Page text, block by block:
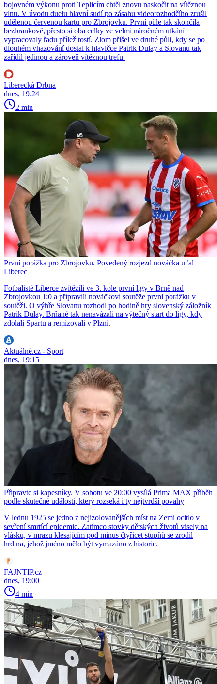
bojovném výkonu proti Teplicím chtěl znovu naskočit na vítěznou
vlnu. V úvodu duelu hlavní sudí po zásahu videorozhodčího zrušil
udělenou červenou kartu pro Zbrojovku. První půle tak skončila
bezbrankově, přesto si oba celky ve velmi náročném utkání
vypracovaly řadu příležitostí. Zlom přišel ve druhé půli, kdy se po
dlouhém vhazování dostal k hlavičce Patrik Dulay a Slovanu tak
zařídil jedinou a zároveň vítěznou trefu.
Liberecká Drbna
dnes, 19:24
2 min
První porážka pro Zbrojovku. Povedený rozjezd nováčka uťal
Liberec
Fotbalisté Liberce zvítězili ve 3. kole první ligy v Brně nad
Zbrojovkou 1:0 a připravili nováčkovi soutěže první porážku v
soutěži. O výhře Slovanu rozhodl po hodině hry slovenský záložník
Patrik Dulay. Brňané tak nenavázali na výtečný start do ligy, kdy
zdolali Spartu a remizovali v Plzni.
Aktuálně.cz - Sport
dnes, 19:15
Připravte si kapesníky. V sobotu ve 20:00 vysílá Prima MAX příběh
podle skutečné události, který rozseká i ty nejtvrdší povahy
V lednu 1925 se jedno z nejizolovanějších míst na Zemi ocitlo v
sevření smrtící epidemie. Zatímco stovky dětských životů visely na
vlásku, v mrazu klesajícím pod minus čtyřicet stupňů se zrodil
hrdina, jehož jméno mělo být vymazáno z historie.
FAJNTIP.cz
dnes, 19:00
4 min